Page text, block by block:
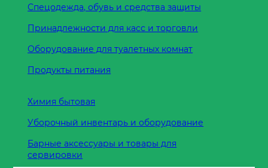
Спецодежда, обувь и средства защиты
Принадлежности для касс и торговли
Оборудование для туалетных комнат
Продукты питания
Химия бытовая
Уборочный инвентарь и оборудование
Барные аксессуары и товары для
сервировки